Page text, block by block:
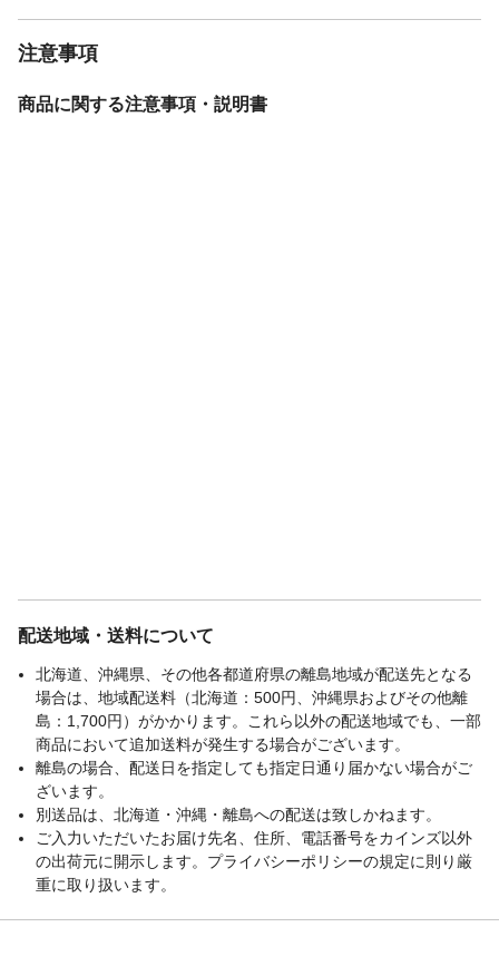
注意事項
商品に関する注意事項・説明書
配送地域・送料について
北海道、沖縄県、その他各都道府県の離島地域が配送先となる
場合は、地域配送料（北海道：500円、沖縄県およびその他離
島：1,700円）がかかります。これら以外の配送地域でも、一部
商品において追加送料が発生する場合がございます。
離島の場合、配送日を指定しても指定日通り届かない場合がご
ざいます。
別送品は、北海道・沖縄・離島への配送は致しかねます。
ご入力いただいたお届け先名、住所、電話番号をカインズ以外
の出荷元に開示します。プライバシーポリシーの規定に則り厳
重に取り扱います。